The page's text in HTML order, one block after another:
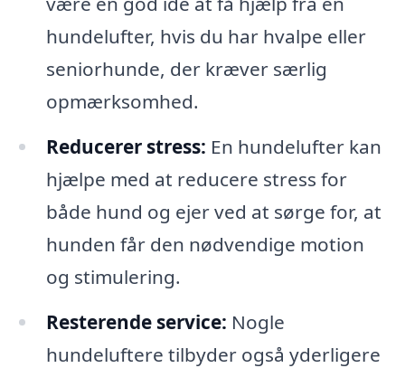
hundelufter, hvis du har hvalpe eller
seniorhunde, der kræver særlig
opmærksomhed.
Reducerer stress: En hundelufter kan
hjælpe med at reducere stress for
både hund og ejer ved at sørge for, at
hunden får den nødvendige motion
og stimulering.
Resterende service: Nogle
hundeluftere tilbyder også yderligere